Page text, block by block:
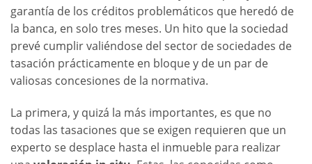
garantía de los créditos problemáticos que heredó de
la banca, en solo tres meses. Un hito que la sociedad
prevé cumplir valiéndose del sector de sociedades de
tasación prácticamente en bloque y de un par de
valiosas concesiones de la normativa.
La primera, y quizá la más importantes, es que no
todas las tasaciones que se exigen requieren que un
experto se desplace hasta el inmueble para realizar